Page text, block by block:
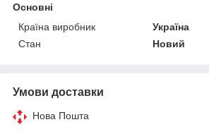
Основні
Країна виробник
Україна
Стан
Новий
Умови доставки
Нова Пошта